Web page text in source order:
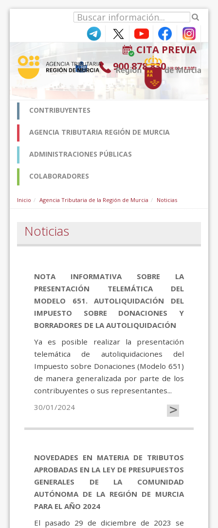
CITA PREVIA
900 878 830 (9:00-18:30*)
CONTRIBUYENTES
AGENCIA TRIBUTARIA REGIÓN DE MURCIA
ADMINISTRACIONES PÚBLICAS
COLABORADORES
Inicio Agencia Tributaria de la Región de Murcia Noticias
Noticias
NOTA INFORMATIVA SOBRE LA
PRESENTACIÓN TELEMÁTICA DEL
MODELO 651. AUTOLIQUIDACIÓN DEL
IMPUESTO SOBRE DONACIONES Y
BORRADORES DE LA AUTOLIQUIDACIÓN
Ya es posible realizar la presentación
telemática de autoliquidaciones del
Impuesto sobre Donaciones (Modelo 651)
de manera generalizada por parte de los
contribuyentes o sus representantes...
30/01/2024
>
NOVEDADES EN MATERIA DE TRIBUTOS
APROBADAS EN LA LEY DE PRESUPUESTOS
GENERALES DE LA COMUNIDAD
AUTÓNOMA DE LA REGIÓN DE MURCIA
PARA EL AÑO 2024
El pasado 29 de diciembre de 2023 se